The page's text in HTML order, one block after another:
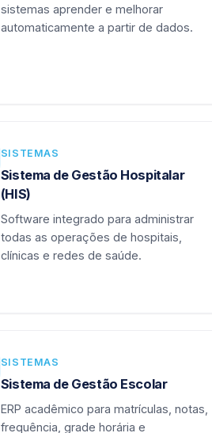
sistemas aprender e melhorar
automaticamente a partir de dados.
SISTEMAS
Sistema de Gestão Hospitalar
(HIS)
Software integrado para administrar
todas as operações de hospitais,
clínicas e redes de saúde.
SISTEMAS
Sistema de Gestão Escolar
ERP acadêmico para matrículas, notas,
frequência, grade horária e